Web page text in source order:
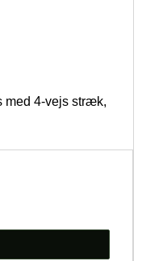
med 4-vejs stræk,